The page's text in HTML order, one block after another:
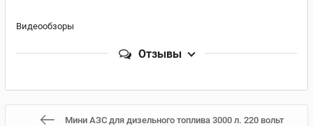
Видеообзоры
Отзывы
Мини АЗС для дизельного топлива 3000 л. 220 вольт